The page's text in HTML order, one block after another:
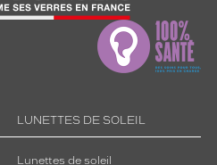
LUNETTES DE SOLEIL
Lunettes de soleil